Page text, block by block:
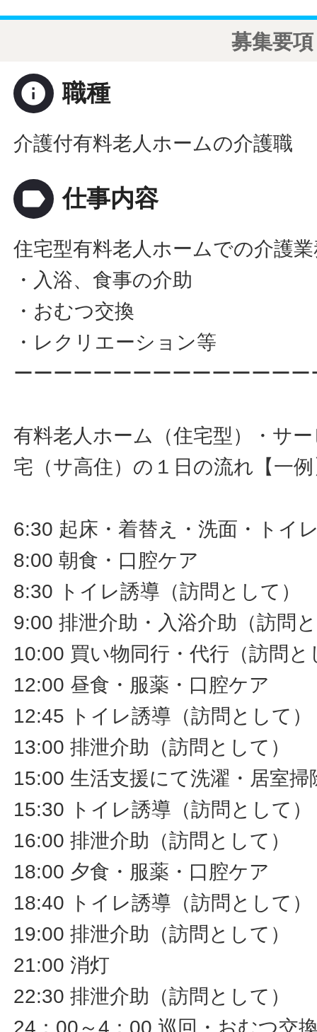
募集要項
info 職種
介護付有料老人ホームの介護職
label 仕事内容
住宅型有料老人ホームでの介護
・入浴、食事の介助
・おむつ交換
・レクリエーション等
ーーーーーーーーーーーーーー
有料老人ホーム（住宅型）・サ
宅（サ高住）の１日の流れ【一
6:30 起床・着替え・洗面・トイ
8:00 朝食・口腔ケア
8:30 トイレ誘導（訪問として）
9:00 排泄介助・入浴介助（訪問
10:00 買い物同行・代行（訪問と
12:00 昼食・服薬・口腔ケア
12:45 トイレ誘導（訪問として）
13:00 排泄介助（訪問として）
15:00 生活支援にて洗濯・居室
15:30 トイレ誘導（訪問として）
16:00 排泄介助（訪問として）
18:00 夕食・服薬・口腔ケア
18:40 トイレ誘導（訪問として）
19:00 排泄介助（訪問として）
21:00 消灯
22:30 排泄介助（訪問として）
24：00～4：00 巡回・おむつ交